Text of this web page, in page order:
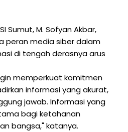
Sumut, M. Sofyan Akbar,
peran media siber dalam
di tengah derasnya arus
memperkuat komitmen
informasi yang akurat,
jawab. Informasi yang
bagi ketahanan
bangsa," katanya.